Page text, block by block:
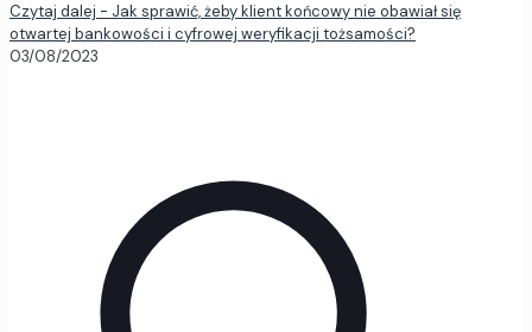
Czytaj dalej - Jak sprawić, żeby klient końcowy nie obawiał się
otwartej bankowości i cyfrowej weryfikacji tożsamości?
03/08/2023